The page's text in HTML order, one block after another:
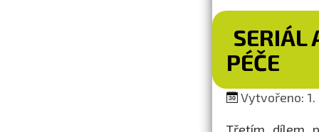
SERIÁL
PÉČE
Vytvořeno: 1.